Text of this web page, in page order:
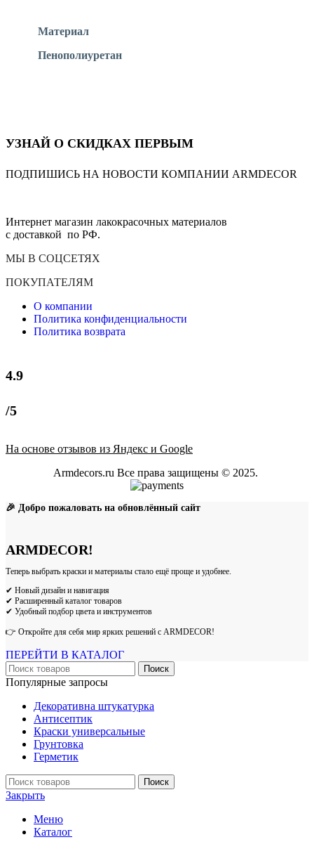
Материал
Пенополиуретан
УЗНАЙ О СКИДКАХ ПЕРВЫМ
ПОДПИШИСЬ НА НОВОСТИ КОМПАНИИ ARMDECOR
Интернет магазин лакокрасочных материалов
с доставкой по РФ.
МЫ В СОЦСЕТЯХ
ПОКУПАТЕЛЯМ
О компании
Политика конфиденциальности
Политика возврата
4.9
/5
На основе отзывов из Яндекс и Google
Armdecors.ru Все права защищены © 2025. ​
🎉 Добро пожаловать на обновлённый сайт
ARMDECOR!
Теперь выбрать краски и материалы стало ещё проще и удобнее.
✔ Новый дизайн и навигация
✔ Расширенный каталог товаров
✔ Удобный подбор цвета и инструментов
👉 Откройте для себя мир ярких решений с ARMDECOR!
ПЕРЕЙТИ В КАТАЛОГ
Поиск
Популярные запросы
Декоративна штукатурка
Антисептик
Краски универсальные
Грунтовка
Герметик
Поиск
Закрыть
Меню
Каталог